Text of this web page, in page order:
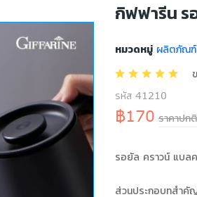
กิฟฟารีน ร
หมวดหมู่ ผลิตภัณฑ์
รหัส 41210
฿170 ราคาป
รอยัล คราวน์ แบล
ส่วนประกอบทสำคั